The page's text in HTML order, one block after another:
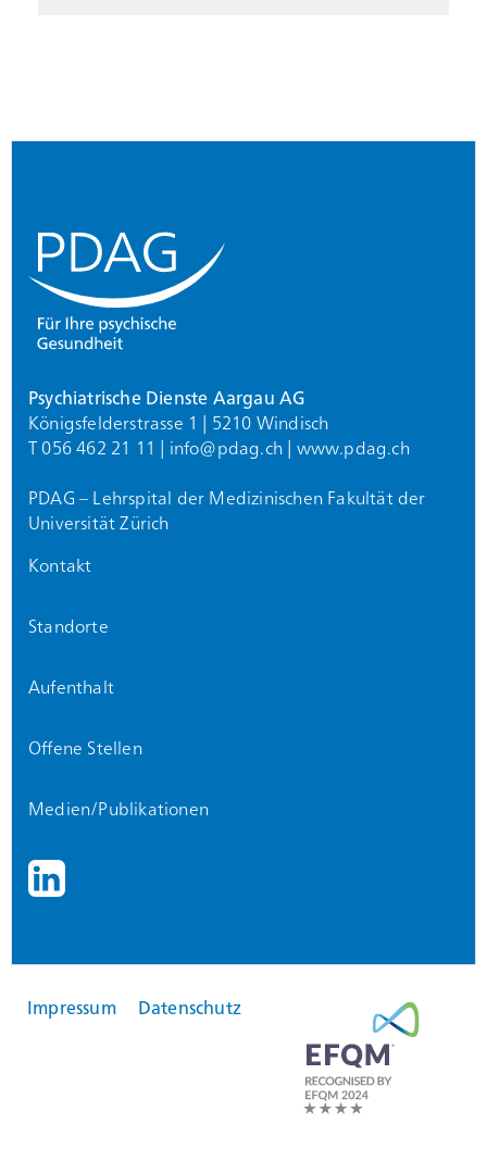
Psychiatrische Dienste Aargau AG
Königsfelderstrasse 1 | 5210 Windisch
T 056 462 21 11 | info@pdag.ch www.pdag.ch
PDAG – Lehrspital der Medizinischen Fakultät der
Universität Zürich
Kontakt
Standorte
Aufenthalt
Offene Stellen
Medien/Publikationen
Impressum Datenschutz